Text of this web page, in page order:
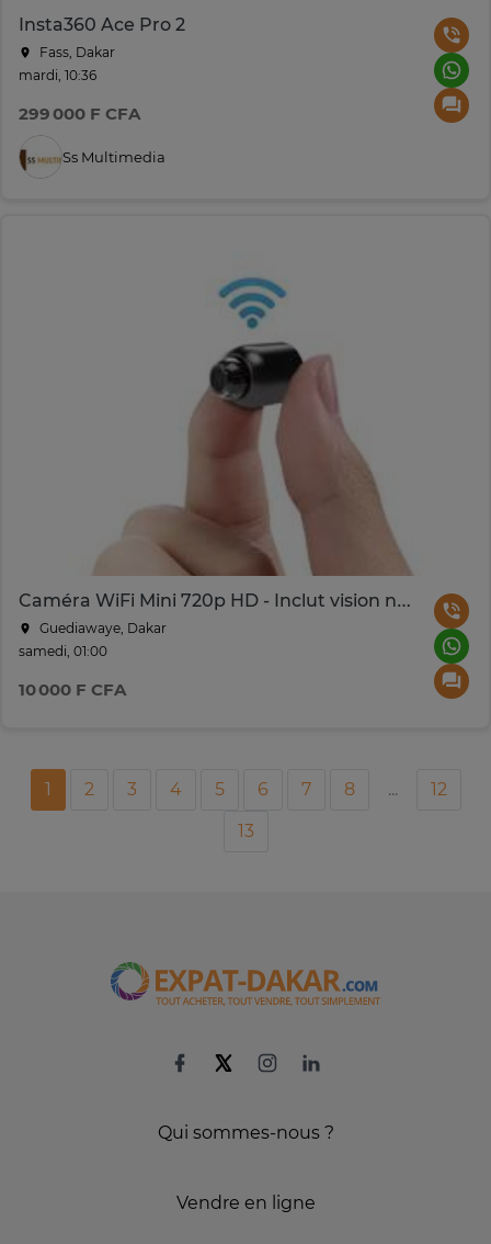
Insta360 Ace Pro 2
Fass, Dakar
mardi, 10:36
299 000 F CFA
Ss Multimedia
Caméra WiFi Mini 720p HD - Inclut vision nocturne
Guediawaye, Dakar
samedi, 01:00
10 000 F CFA
1 2 3 4 5 6 7 8 ...
12
13
Qui sommes-nous ?
Vendre en ligne